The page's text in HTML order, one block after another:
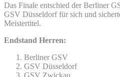
Das Finale entschied der Berliner
GSV Düsseldorf für sich und
Meistertitel.
Endstand Herren:
Berliner GSV
GSV Düsseldorf
GSV Zwickau